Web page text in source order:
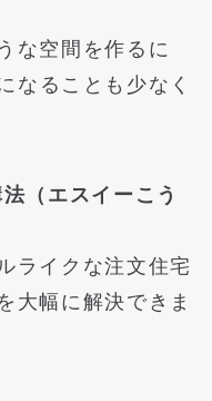
な空間を作るに
なることも少なく
（エスイーこう
ライクな注文住宅
大幅に解決できま